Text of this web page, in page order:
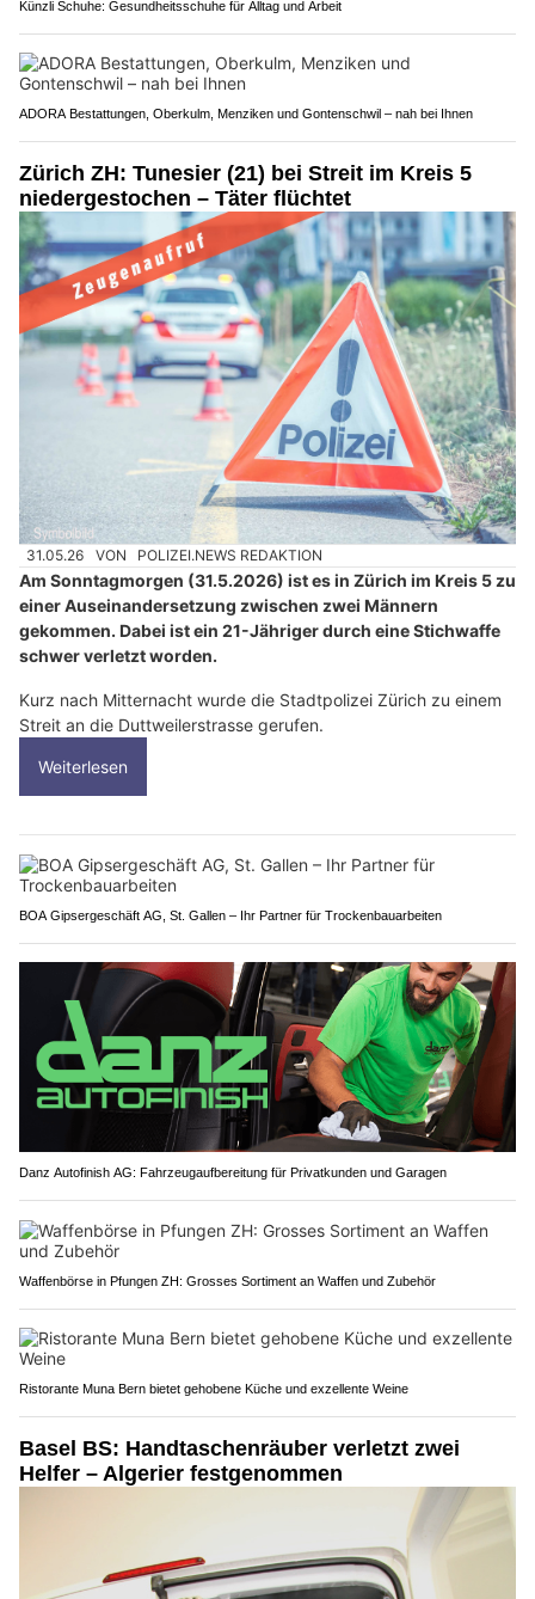
Künzli Schuhe: Gesundheitsschuhe für Alltag und Arbeit
ADORA Bestattungen, Oberkulm, Menziken und Gontenschwil – nah bei Ihnen
Zürich ZH: Tunesier (21) bei Streit im Kreis 5
niedergestochen – Täter flüchtet
31.05.26 VON POLIZEI.NEWS REDAKTION
Am Sonntagmorgen (31.5.2026) ist es in Zürich im Kreis 5 zu
einer Auseinandersetzung zwischen zwei Männern
gekommen. Dabei ist ein 21-Jähriger durch eine Stichwaffe
schwer verletzt worden.
Kurz nach Mitternacht wurde die Stadtpolizei Zürich zu einem
Streit an die Duttweilerstrasse gerufen.
Weiterlesen
BOA Gipsergeschäft AG, St. Gallen – Ihr Partner für Trockenbauarbeiten
Danz Autofinish AG: Fahrzeugaufbereitung für Privatkunden und Garagen
Waffenbörse in Pfungen ZH: Grosses Sortiment an Waffen und Zubehör
Ristorante Muna Bern bietet gehobene Küche und exzellente Weine
Basel BS: Handtaschenräuber verletzt zwei
Helfer – Algerier festgenommen